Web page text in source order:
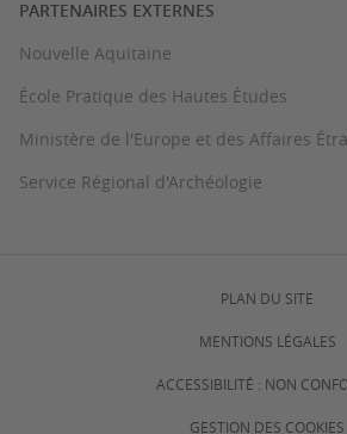
PARTENAIRES EXTERNES
Nouvelle Aquitaine
École Pratique des Hautes Études
Ministère de l'Europe et des Affaires
Service Régional d'Archéologie
PLAN DU SITE
MENTIONS LÉGALES
ACCESSIBILITÉ : NON
GESTION DES COOKIES